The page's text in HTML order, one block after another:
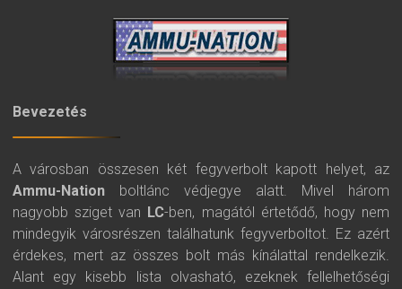
Bevezetés
A városban összesen két fegyverbolt kapott helyet, az
Ammu-Nation boltlánc védjegye alatt. Mivel három
nagyobb sziget van LC-ben, magától értetődő, hogy nem
mindegyik városrészen találhatunk fegyverboltot. Ez azért
érdekes, mert az összes bolt más kínálattal rendelkezik.
Alant egy kisebb lista olvasható, ezeknek fellelhetőségi